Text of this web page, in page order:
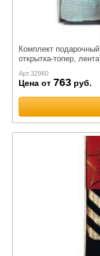
Комплект
открытка-топер,
Арт.32960
Цена от 763 руб.